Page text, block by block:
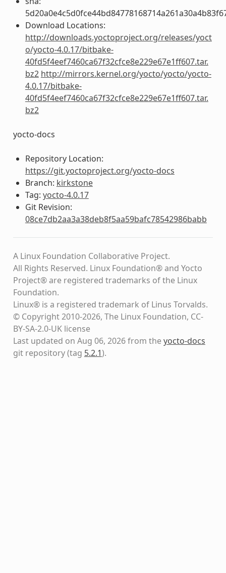
Download Locations:
http://downloads.yoctoproject.org/releases/yoct
o/yocto-4.0.17/bitbake-
40fd5f4eef7460ca67f32cfce8e229e67e1ff607.tar.
bz2 http://mirrors.kernel.org/yocto/yocto/yocto-
4.0.17/bitbake-
40fd5f4eef7460ca67f32cfce8e229e67e1ff607.tar.
bz2
yocto-docs
Repository Location:
https://git.yoctoproject.org/yocto-docs
Branch: kirkstone
Tag: yocto-4.0.17
Git Revision:
08ce7db2aa3a38deb8f5aa59bafc78542986babb
A Linux Foundation Collaborative Project.
All Rights Reserved. Linux Foundation® and Yocto
Project® are registered trademarks of the Linux
Foundation.
Linux® is a registered trademark of Linus Torvalds.
© Copyright 2010-2026, The Linux Foundation, CC-
BY-SA-2.0-UK license
Last updated on Aug 06, 2026 from theyocto-docs
git repository(tag 5.2.1).